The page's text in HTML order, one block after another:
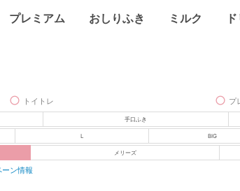
プレミアム おしりふき ミルク
トイトレ プ
手口ふき
L BIG
メリーズ
ーン情報